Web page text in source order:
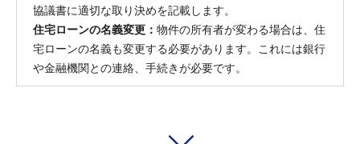
協議書に適切な取り決めを記載します。
住宅ローンの名義変更： 物件の所有者が変わる場合は、住
宅ローンの名義も変更する必要があります。これには銀行
や金融機関との連絡、手続きが必要です。